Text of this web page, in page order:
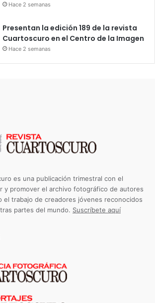
Hace 2 semanas
Presentan la edición 189 de la revista
Cuartoscuro en el Centro de la Imagen
Hace 2 semanas
es una publicación trimestral con el
y promover el archivo fotográfico de autores
el trabajo de creadores jóvenes reconocidos
partes del mundo. Suscríbete aquí